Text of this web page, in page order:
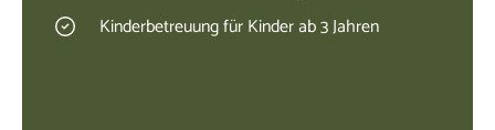
Kinderbetreuung für Kinder ab 3 Jahren